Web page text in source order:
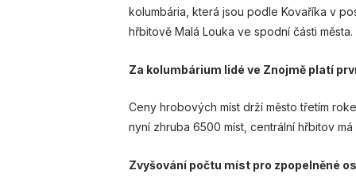
kolumbária, která jsou podle Kovaříka v
hřbitově Malá Louka ve spodní části města.
Za kolumbárium lidé ve Znojmě platí
Ceny hrobových míst drží město třetím
nyní zhruba 6500 míst, centrální hřbitov
Zvyšování počtu míst pro zpopelněné